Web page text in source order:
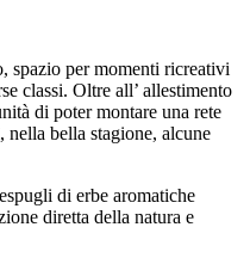
spazio per momenti ricreativi
classi. Oltre all’ allestimento
di poter montare una rete
bella stagione, alcune
di erbe aromatiche
diretta della natura e